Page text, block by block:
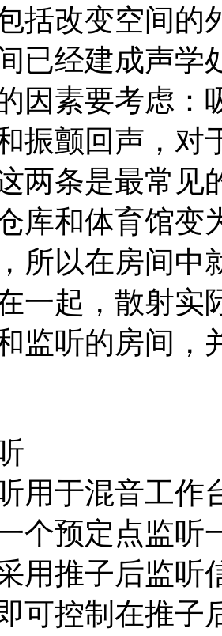
括改变空间的
已经建成声学
因素要考虑：
振颤回声，对
两条是最常见
库和体育馆变
所以在房间中
一起，散射实
监听的房间，
用于混音工作
个预定点监听
用推子后监听
可控制在推子